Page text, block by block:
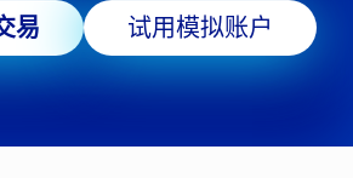
易 试用模拟账户